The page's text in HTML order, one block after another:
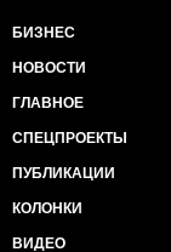
БИЗНЕС
НОВОСТИ
ГЛАВНОЕ
СПЕЦПРОЕКТЫ
ПУБЛИКАЦИИ
КОЛОНКИ
ВИДЕО